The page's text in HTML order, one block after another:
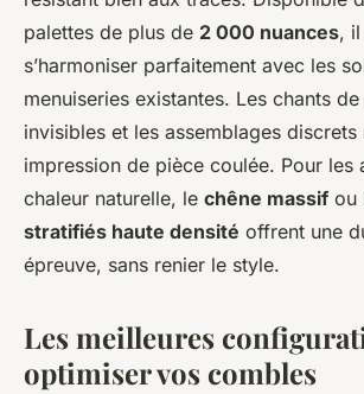
palettes de plus de 2 000 nuances,
s’harmoniser parfaitement avec les
menuiseries existantes. Les chants
invisibles et les assemblages
impression de pièce coulée. Pour les
chaleur naturelle, le chêne massif ou
stratifiés haute densité offrent une
épreuve, sans renier le style.
Les meilleures
optimiser vos combles